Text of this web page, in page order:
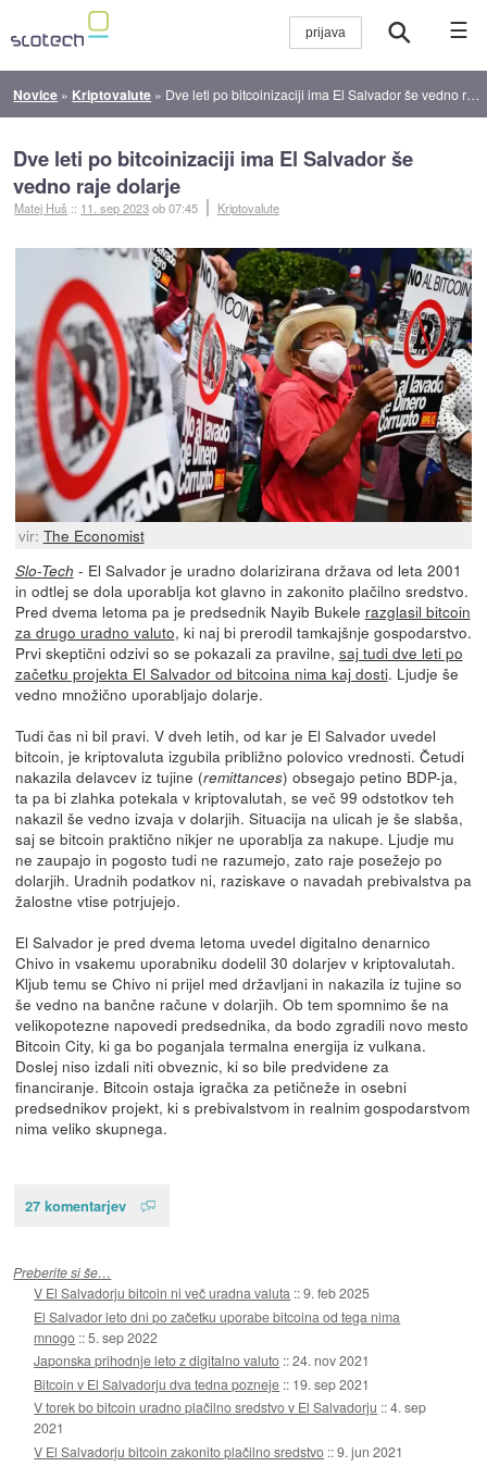
☰
Novice » Kriptovalute » Dve leti po bitcoinizaciji ima El Salvador še vedno raje dolarje
Dve leti po bitcoinizaciji ima El Salvador še
vedno raje dolarje
Matej Huš :: 11. sep 2023ob 07:45 Kriptovalute
vir: The Economist
Slo-Tech - El Salvador je uradno dolarizirana država od leta 2001
in odtlej se dola uporablja kot glavno in zakonito plačilno sredstvo.
Pred dvema letoma pa je predsednik Nayib Bukele razglasil bitcoin
za drugo uradno valuto, ki naj bi prerodil tamkajšnje gospodarstvo.
Prvi skeptični odzivi so se pokazali za pravilne, saj tudi dve leti po
začetku projekta El Salvador od bitcoina nima kaj dosti. Ljudje še
vedno množično uporabljajo dolarje.
Tudi čas ni bil pravi. V dveh letih, od kar je El Salvador uvedel
bitcoin, je kriptovaluta izgubila približno polovico vrednosti. Četudi
nakazila delavcev iz tujine (remittances) obsegajo petino BDP-ja,
ta pa bi zlahka potekala v kriptovalutah, se več 99 odstotkov teh
nakazil še vedno izvaja v dolarjih. Situacija na ulicah je še slabša,
saj se bitcoin praktično nikjer ne uporablja za nakupe. Ljudje mu
ne zaupajo in pogosto tudi ne razumejo, zato raje posežejo po
dolarjih. Uradnih podatkov ni, raziskave o navadah prebivalstva pa
žalostne vtise potrjujejo.
El Salvador je pred dvema letoma uvedel digitalno denarnico
Chivo in vsakemu uporabniku dodelil 30 dolarjev v kriptovalutah.
Kljub temu se Chivo ni prijel med državljani in nakazila iz tujine so
še vedno na bančne račune v dolarjih. Ob tem spomnimo še na
velikopotezne napovedi predsednika, da bodo zgradili novo mesto
Bitcoin City, ki ga bo poganjala termalna energija iz vulkana.
Doslej niso izdali niti obveznic, ki so bile predvidene za
financiranje. Bitcoin ostaja igračka za petičneže in osebni
predsednikov projekt, ki s prebivalstvom in realnim gospodarstvom
nima veliko skupnega.
27 komentarjev
Preberite si še…
V El Salvadorju bitcoin ni več uradna valuta ::9. feb 2025
El Salvador leto dni po začetku uporabe bitcoina od tega nima
mnogo ::5. sep 2022
Japonska prihodnje leto z digitalno valuto ::24. nov 2021
Bitcoin v El Salvadorju dva tedna pozneje :: 19. sep 2021
V torek bo bitcoin uradno plačilno sredstvo v El Salvadorju ::4. sep
2021
V El Salvadorju bitcoin zakonito plačilno sredstvo ::9. jun 2021